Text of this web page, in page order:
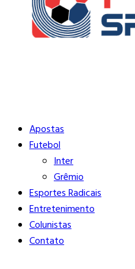
Buscar
Apostas
Futebol
Inter
Grêmio
Esportes Radicais
Entretenimento
Colunistas
Contato